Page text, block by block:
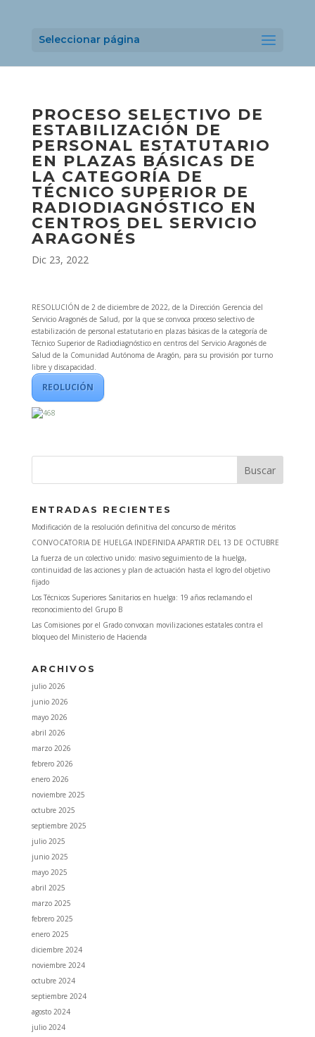
Seleccionar página
PROCESO SELECTIVO DE
ESTABILIZACIÓN DE
PERSONAL ESTATUTARIO
EN PLAZAS BÁSICAS DE
LA CATEGORÍA DE
TÉCNICO SUPERIOR DE
RADIODIAGNÓSTICO EN
CENTROS DEL SERVICIO
ARAGONÉS
Dic 23, 2022
RESOLUCIÓN de 2 de diciembre de 2022, de la Dirección Gerencia del
Servicio Aragonés de Salud, por la que se convoca proceso selectivo de
estabilización de personal estatutario en plazas básicas de la categoría de
Técnico Superior de Radiodiagnóstico en centros del Servicio Aragonés de
Salud de la Comunidad Autónoma de Aragón, para su provisión por turno
libre y discapacidad.
REOLUCIÓN
ENTRADAS RECIENTES
Modificación de la resolución definitiva del concurso de méritos
CONVOCATORIA DE HUELGA INDEFINIDA APARTIR DEL 13 DE OCTUBRE
La fuerza de un colectivo unido: masivo seguimiento de la huelga,
continuidad de las acciones y plan de actuación hasta el logro del objetivo
fijado
Los Técnicos Superiores Sanitarios en huelga: 19 años reclamando el
reconocimiento del Grupo B
Las Comisiones por el Grado convocan movilizaciones estatales contra el
bloqueo del Ministerio de Hacienda
ARCHIVOS
julio 2026
junio 2026
mayo 2026
abril 2026
marzo 2026
febrero 2026
enero 2026
noviembre 2025
octubre 2025
septiembre 2025
julio 2025
junio 2025
mayo 2025
abril 2025
marzo 2025
febrero 2025
enero 2025
diciembre 2024
noviembre 2024
octubre 2024
septiembre 2024
agosto 2024
julio 2024